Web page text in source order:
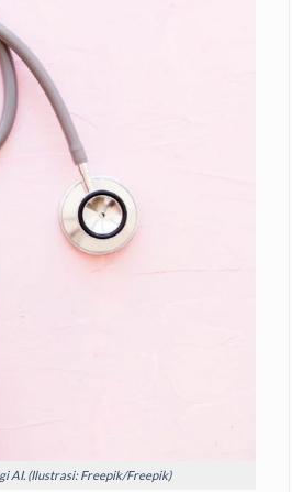
AI. (Ilustrasi: Freepik/Freepik)